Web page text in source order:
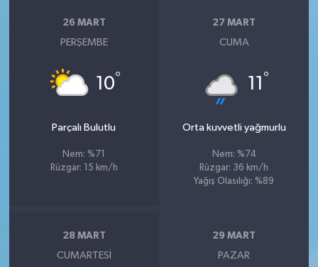
26 MART
PERŞEMBE
10°
Parçalı Bulutlu
Nem: %71
Rüzgar: 15 km/h
27 MART
CUMA
11 °
Orta kuvvetli yağmurlu
Nem: %74
Rüzgar: 36 km/h
Yağış Olasılığı: %89
28 MART
CUMARTESI
29 MART
PAZAR